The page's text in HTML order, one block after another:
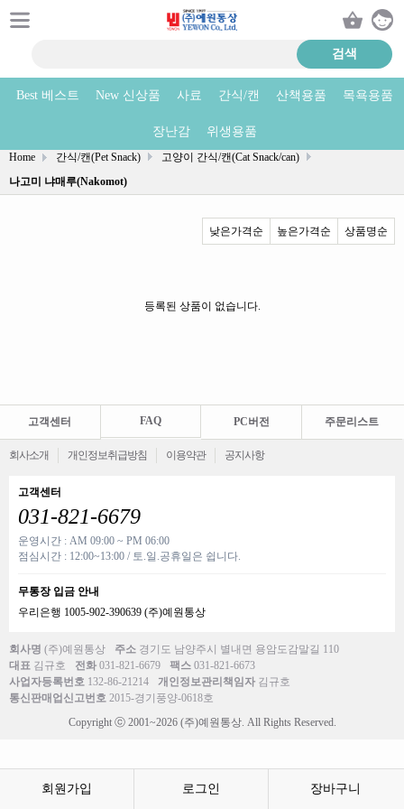
Best 베스트 New 신상품 사료 간식/캔 산책용품 목욕용품
장난감 위생용품
회원가입 로그인 장바구니
나고미 냐매루(Nakomot) 상품리스트
Home 간식/캔(Pet Snack)
고양이 간식/캔(Cat Snack/can)
나고미 냐매루(Nakomot)
낮은가격순 높은가격순 상품명순
등록된 상품이 없습니다.
고객센터 FAQ PC버전 주문리스트
회사소개 개인정보취급방침 이용약관 공지사항
고객센터
031-821-6679
운영시간 : AM 09:00 ~ PM 06:00
점심시간 : 12:00~13:00 / 토.일.공휴일은 쉽니다.
무통장 입금 안내
우리은행 1005-902-390639 (주)예원통상
회사명 (주)예원통상 주소 경기도 남양주시 별내면 용암도감말길 110
대표 김규호 전화 031-821-6679 팩스 031-821-6673
사업자등록번호 132-86-21214 개인정보관리책임자 김규호
통신판매업신고번호 2015-경기풍양-0618호
Copyright ⓒ 2001~2026 (주)예원통상. All Rights Reserved.